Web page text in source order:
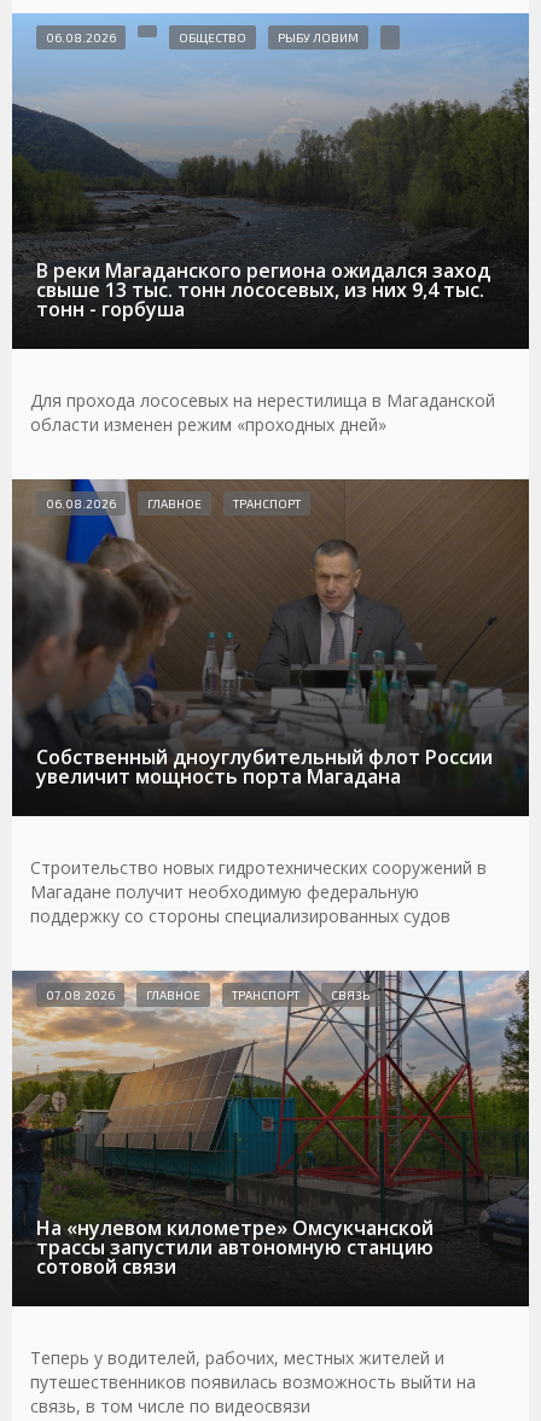
В реки Магаданского региона ожидался заход
свыше 13 тыс. тонн лососевых, из них 9,4 тыс.
тонн - горбуша
06.08.2026 ОБЩЕСТВО РЫБУ ЛОВИМ
Для прохода лососевых на нерестилища в Магаданской
области изменен режим «проходных дней»
Собственный дноуглубительный флот России
увеличит мощность порта Магадана
06.08.2026 ГЛАВНОЕ ТРАНСПОРТ
Строительство новых гидротехнических сооружений в
Магадане получит необходимую федеральную
поддержку со стороны специализированных судов
На «нулевом километре» Омсукчанской
трассы запустили автономную станцию
сотовой связи
07.08.2026 ГЛАВНОЕ ТРАНСПОРТ СВЯЗЬ
Теперь у водителей, рабочих, местных жителей и
путешественников появилась возможность выйти на
связь, в том числе по видеосвязи